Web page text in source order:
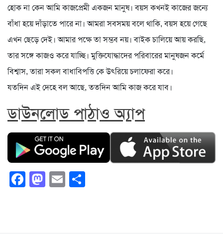
হোক না কেন আমি কাজপ্রেমী একজন মানুষ। বয়স কখনই কাজের জন্যে
বাঁধা হয়ে দাঁড়াতে পারে না। আমরা সবসময় বলে থাকি, বয়স হয়ে গেছে
এখন ছেড়ে দেই। আমার পক্ষে তা সম্ভব নয়। বাইক চালিয়ে আয় করছি,
তার সঙ্গে কাজও করে যাচ্ছি। মুক্তিযোদ্ধাদের পরিবারের মানুষজন কর্মে
বিশ্বাস, তারা সকল বাধাবিপত্তি কে উৎরিয়ে চলাফেরা করে।
যতদিন এই দেহে বল আছে, ততদিন আমি কাজ করে যাব।
ডাউনলোড পাঠাও অ্যাপ
Facebook
Mastodon
Email